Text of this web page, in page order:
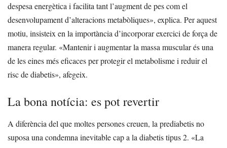
despesa energètica i facilita tant l’augment de pes com el
desenvolupament d’alteracions metabòliques», explica. Per aquest
motiu, insisteix en la importància d’incorporar exercici de força de
manera regular. «Mantenir i augmentar la massa muscular és una
de les eines més eficaces per protegir el metabolisme i reduir el
risc de diabetis», afegeix.
La bona notícia: es pot revertir
A diferència del que moltes persones creuen, la prediabetis no
suposa una condemna inevitable cap a la diabetis tipus 2. «La